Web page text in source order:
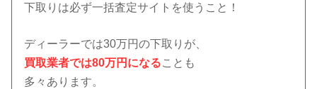
下取りは必ず一括査定サイトを使うこと！
ディーラーでは30万円の下取りが、
買取業者では80万円になることも
多々あります。